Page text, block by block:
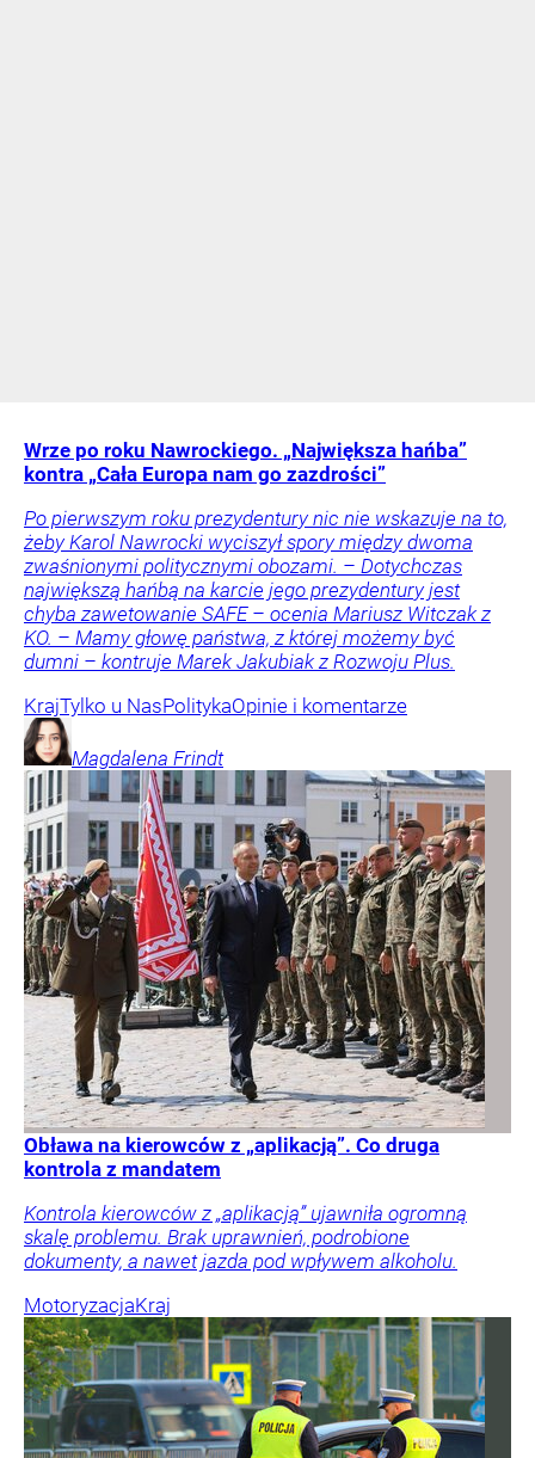
Wrze po roku Nawrockiego. „Największa hańba”
kontra „Cała Europa nam go zazdrości”
Po pierwszym roku prezydentury nic nie wskazuje na to,
żeby Karol Nawrocki wyciszył spory między dwoma
zwaśnionymi politycznymi obozami. – Dotychczas
największą hańbą na karcie jego prezydentury jest
chyba zawetowanie SAFE – ocenia Mariusz Witczak z
KO. – Mamy głowę państwa, z której możemy być
dumni – kontruje Marek Jakubiak z Rozwoju Plus.
KrajTylko u NasPolitykaOpinie i komentarze
Magdalena Frindt
Obława na kierowców z „aplikacją”. Co druga
kontrola z mandatem
Kontrola kierowców z „aplikacją” ujawniła ogromną
skalę problemu. Brak uprawnień, podrobione
dokumenty, a nawet jazda pod wpływem alkoholu.
MotoryzacjaKraj